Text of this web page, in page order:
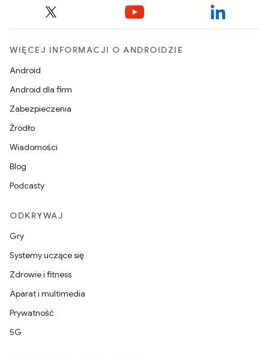
WIĘCEJ INFORMACJI O ANDROIDZIE
Android
Android dla firm
Zabezpieczenia
Źródło
Wiadomości
Blog
Podcasty
ODKRYWAJ
Gry
Systemy uczące się
Zdrowie i fitness
Aparat i multimedia
Prywatność
5G